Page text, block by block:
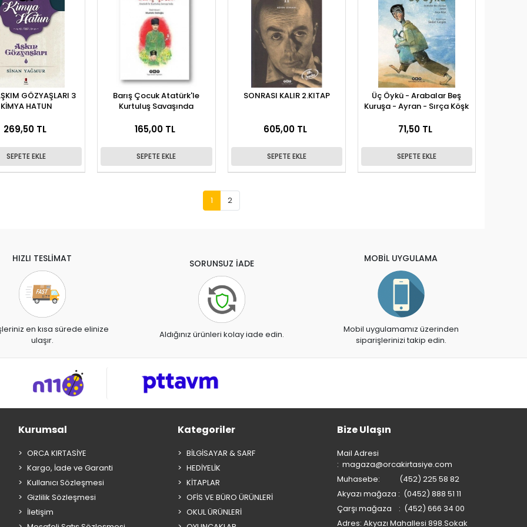
GÖZYAŞLARI 3
KİMYA HATUN
269,50 TL
SEPETE EKLE
Barış Çocuk Atatürk'le
Kurtuluş Savaşında
165,00 TL
SEPETE EKLE
SONRASI KALIR 2.KITAP
605,00 TL
SEPETE EKLE
Üç Öykü - Arabalar Beş
Kuruşa - Ayran - Sırça Köşk
71,50 TL
SEPETE EKLE
1 2
HIZLI TESLİMAT
en kısa sürede elinize
ulaşır.
SORUNSUZ İADE
Aldığınız ürünleri kolay iade edin.
MOBİL UYGULAMA
Mobil uygulamamız üzerinden
siparişlerinizi takip edin.
Kurumsal
ORCA KIRTASİYE
Kargo, İade ve Garanti
Kullanıcı Sözleşmesi
Gizlilik Sözleşmesi
İletişim
Kategoriler
BİLGİSAYAR & SARF
HEDİYELİK
KİTAPLAR
OFİS VE BÜRO ÜRÜNLERİ
OKUL ÜRÜNLERİ
Bize Ulaşın
Mail Adresi
: magaza@orcakirtasiye.com
Muhasebe: (452) 225 58 82
Akyazı mağaza : (0452) 888 51 11
Çarşı mağaza : (452) 666 34 00
Adres: Akyazı Mahallesi 898.Sokak